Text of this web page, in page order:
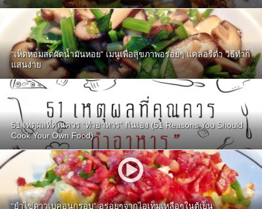
“เห็ดหอมสดผัดน้ำมันหอย” เมนูเพื่อสุขภาพอร่อยๆ แคลอรีต่ำ วิธีทำก็
แสนง่าย
51 เหตุผลที่คุณควร “ทำอาหาร” กินเอง (51 Reasons You Should
Cook Your Own Food)
“ยำไข่ดาวเบคอนกรอบ” อร่อยๆจากไอเท็มเหลือๆในตู้เย็น